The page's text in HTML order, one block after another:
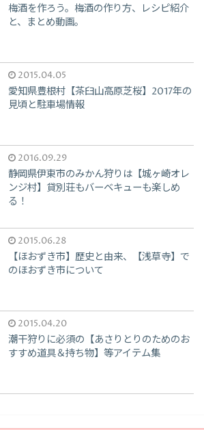
梅酒を作ろう。梅酒の作り方、レシピ紹介
と、まとめ動画。
2015.04.05
愛知県豊根村【茶臼山高原芝桜】2017年の
見頃と駐車場情報
2016.09.29
静岡県伊東市のみかん狩りは【城ヶ崎オレ
ンジ村】貸別荘もバーベキューも楽しめ
る！
2015.06.28
【ほおずき市】歴史と由来、【浅草寺】で
のほおずき市について
2015.04.20
潮干狩りに必須の【あさりとりのためのお
すすめ道具＆持ち物】等アイテム集